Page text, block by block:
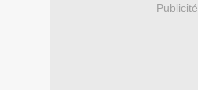
Publicité